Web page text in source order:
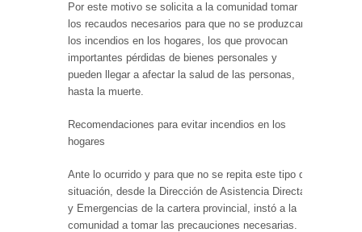
Por este motivo se solicita a la comunidad tomar
los recaudos necesarios para que no se produzcan
los incendios en los hogares, los que provocan
importantes pérdidas de bienes personales y
pueden llegar a afectar la salud de las personas,
hasta la muerte.
Recomendaciones para evitar incendios en los
hogares
Ante lo ocurrido y para que no se repita este tipo de
situación, desde la Dirección de Asistencia Directa
y Emergencias de la cartera provincial, instó a la
comunidad a tomar las precauciones necesarias.